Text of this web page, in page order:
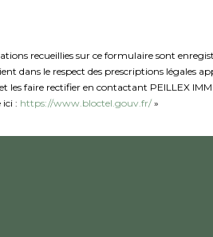
recueillies sur ce formulaire sont
dans le respect des prescriptions légales
les faire rectifier en contactant PEILLEX
ici : https://www.bloctel.gouv.fr/ »